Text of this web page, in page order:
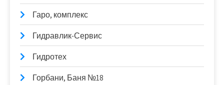
Гаро, комплекс
Гидравлик-Сервис
Гидротех
Горбани, Баня №18